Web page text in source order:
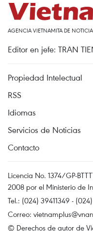
AGENCIA VIETNAMITA DE
Editor en jefe: TRAN
Propiedad Intelectual
RSS
Idiomas
Servicios de Noticias
Contacto
Licencia No. 1374/GP-
2008 por el Ministerio de
Tel.: (024) 39411349 -
Correo:
© Derechos de autor de